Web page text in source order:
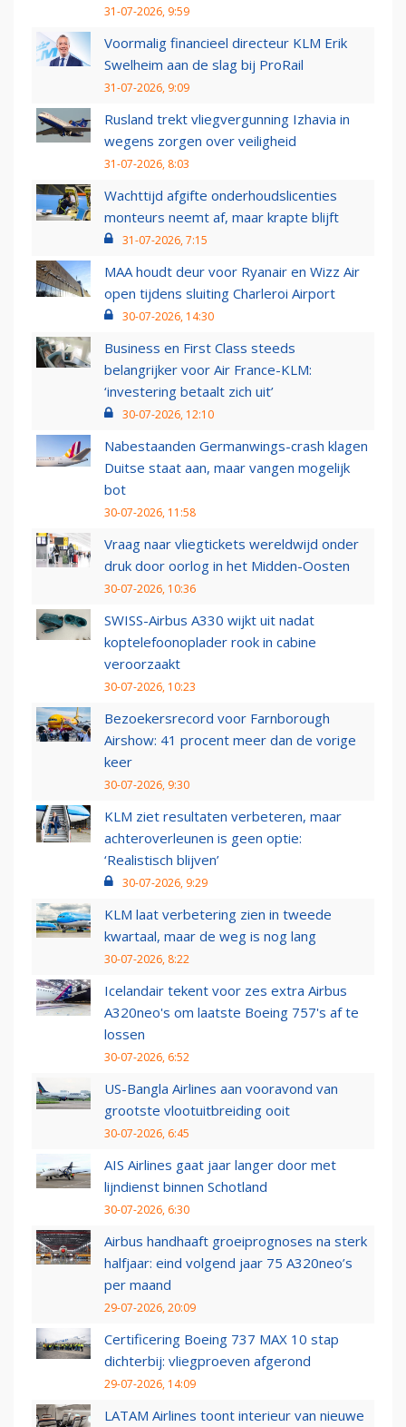
31-07-2026, 9:59
Voormalig financieel directeur KLM Erik
Swelheim aan de slag bij ProRail
31-07-2026, 9:09
Rusland trekt vliegvergunning Izhavia in
wegens zorgen over veiligheid
31-07-2026, 8:03
Wachttijd afgifte onderhoudslicenties
monteurs neemt af, maar krapte blijft
31-07-2026, 7:15
MAA houdt deur voor Ryanair en Wizz Air
open tijdens sluiting Charleroi Airport
30-07-2026, 14:30
Business en First Class steeds
belangrijker voor Air France-KLM:
‘investering betaalt zich uit’
30-07-2026, 12:10
Nabestaanden Germanwings-crash klagen
Duitse staat aan, maar vangen mogelijk
bot
30-07-2026, 11:58
Vraag naar vliegtickets wereldwijd onder
druk door oorlog in het Midden-Oosten
30-07-2026, 10:36
SWISS-Airbus A330 wijkt uit nadat
koptelefoonoplader rook in cabine
veroorzaakt
30-07-2026, 10:23
Bezoekersrecord voor Farnborough
Airshow: 41 procent meer dan de vorige
keer
30-07-2026, 9:30
KLM ziet resultaten verbeteren, maar
achteroverleunen is geen optie:
‘Realistisch blijven’
30-07-2026, 9:29
KLM laat verbetering zien in tweede
kwartaal, maar de weg is nog lang
30-07-2026, 8:22
Icelandair tekent voor zes extra Airbus
A320neo's om laatste Boeing 757's af te
lossen
30-07-2026, 6:52
US-Bangla Airlines aan vooravond van
grootste vlootuitbreiding ooit
30-07-2026, 6:45
AIS Airlines gaat jaar langer door met
lijndienst binnen Schotland
30-07-2026, 6:30
Airbus handhaaft groeiprognoses na sterk
halfjaar: eind volgend jaar 75 A320neo’s
per maand
29-07-2026, 20:09
Certificering Boeing 737 MAX 10 stap
dichterbij: vliegproeven afgerond
29-07-2026, 14:09
LATAM Airlines toont interieur van nieuwe